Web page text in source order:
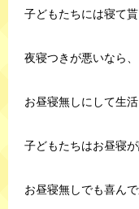
子どもたちには寝て
夜寝つきが悪いなら、
お昼寝無しにして生活
子どもたちはお昼寝
お昼寝無しでも喜ん